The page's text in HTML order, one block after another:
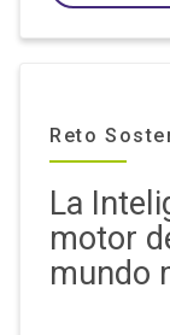
Reto
La
motor
mundo